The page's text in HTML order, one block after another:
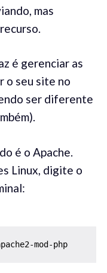
mas
é gerenciar as
o seu site no
ser diferente
é o Apache.
Linux, digite o
mod-php